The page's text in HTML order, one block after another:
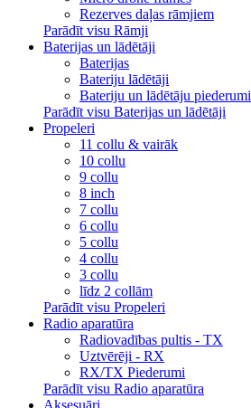
Rezerves daļas rāmjiem
Parādīt visu Rāmji
Baterijas un lādētāji
Baterijas
Bateriju lādētāji
Bateriju un lādētāju piederumi
Parādīt visu Baterijas un lādētāji
Propeleri
11 collu & vairāk
10 collu
9 collu
8 inch
7 collu
6 collu
5 collu
4 collu
3 collu
līdz 2 collām
Parādīt visu Propeleri
Radio aparatūra
Radiovadības pultis - TX
Uztvērēji - RX
RX/TX Piederumi
Parādīt visu Radio aparatūra
Aksesuāri